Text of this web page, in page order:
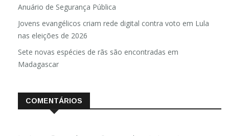
Anuário de Segurança Pública
Jovens evangélicos criam rede digital contra voto em Lula
nas eleições de 2026
Sete novas espécies de rãs são encontradas em
Madagascar
COMENTÁRIOS